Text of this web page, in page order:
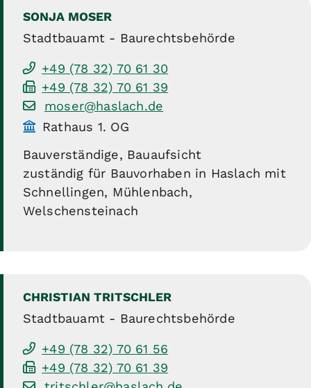
SONJA MOSER
Stadtbauamt - Baurechtsbehörde
+49 (78 32) 70 61 30
+49 (78 32) 70 61 39
moser@haslach.de
Rathaus 1. OG
Bauverständige, Bauaufsicht
zuständig für Bauvorhaben in Haslach mit
Schnellingen, Mühlenbach,
Welschensteinach
CHRISTIAN TRITSCHLER
Stadtbauamt - Baurechtsbehörde
+49 (78 32) 70 61 56
+49 (78 32) 70 61 39